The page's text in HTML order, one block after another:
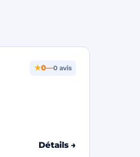
★0—0 avis
Détails →